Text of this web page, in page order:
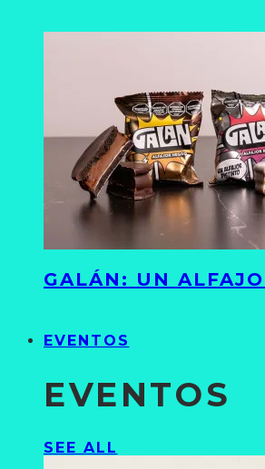
GALÁN: UN
EVENTOS
EVENTOS
SEE ALL